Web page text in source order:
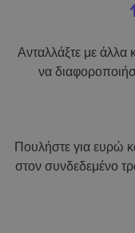
Ανταλλάξτε με
να
Πουλήστε για ευρώ
στον συνδεδεμένο